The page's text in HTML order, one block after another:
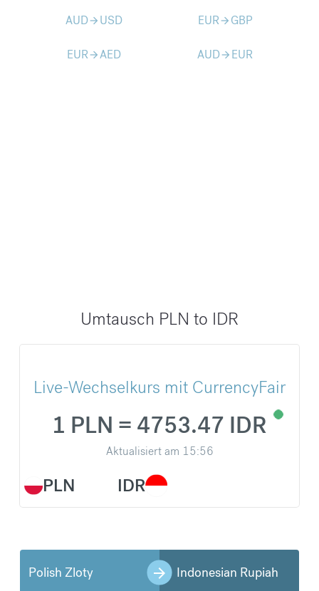
AUDarrow_forward USD EURarrow_forward GBP
EURarrow_forwardAED AUDarrow_forward EUR
Umtausch PLN to IDR
Live-Wechselkurs mit CurrencyFair
PLN
1 PLN = 4753.47 IDR
Aktualisiert am 15:56
IDR
Polish Zloty Indonesian Rupiah